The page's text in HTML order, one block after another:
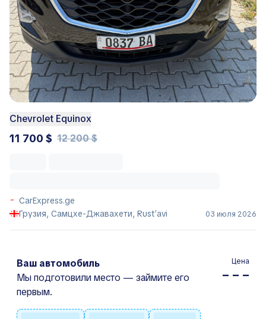
Chevrolet Equinox
11 700 $ 12 200 $
CarExpress.ge
Грузия, Самцхе-Джавахети, Rust’avi
03 июля 2026
Ваш автомобиль
Мы подготовили место — займите его
первым.
Цена
– – –